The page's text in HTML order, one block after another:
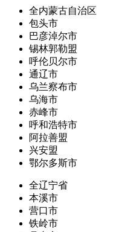
全内蒙古自治区
包头市
巴彦淖尔市
锡林郭勒盟
呼伦贝尔市
通辽市
乌兰察布市
乌海市
赤峰市
呼和浩特市
阿拉善盟
兴安盟
鄂尔多斯市
全辽宁省
本溪市
营口市
铁岭市